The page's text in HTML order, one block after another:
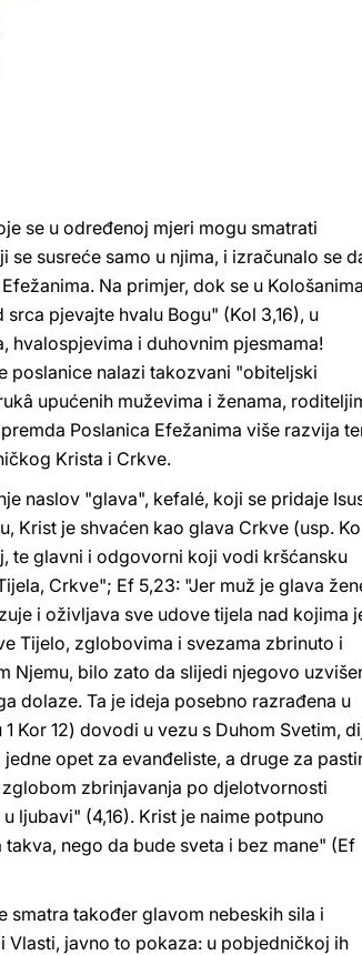
se u određenoj mjeri mogu smatrati
susreće samo u njima, i izračunalo se
Na primjer, dok se u Kološanima
pjevajte hvalu Bogu" (Kol 3,16), u
hvalospjevima i duhovnim pjesmama!
poslanice nalazi takozvani "obiteljski
upućenih muževima i ženama,
Poslanica Efežanima više razvija
Krista i Crkve.
naslov "glava", kefalé, koji se pridaje
Krist je shvaćen kao glava Crkve (usp.
te glavni i odgovorni koji vodi kršćansku
Crkve"; Ef 5,23: "Jer muž je glava
i oživljava sve udove tijela nad kojima
Tijelo, zglobovima i svezama zbrinuto i
Njemu, bilo zato da slijedi njegovo
dolaze. Ta je ideja posebno razrađena u
Kor 12) dovodi u vezu s Duhom Svetim,
opet za evanđeliste, a druge za
zbrinjavanja po djelotvornosti
ljubavi" (4,16). Krist je naime potpuno
nego da bude sveta i bez mane" (Ef
smatra također glavom nebeskih sila i
Vlasti, javno to pokaza: u pobjedničkoj ih